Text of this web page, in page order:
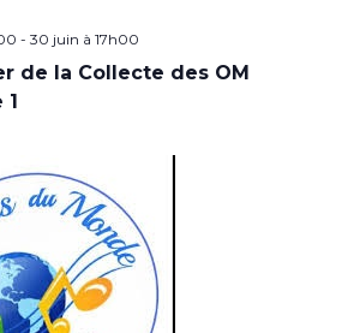
- 30 juin à 17h00
de la Collecte des OM
1